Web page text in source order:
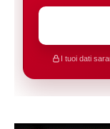
I tuoi dati